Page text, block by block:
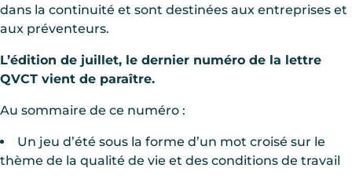
dans la continuité et sont destinées aux entreprises et
aux préventeurs.
L’édition de juillet, le dernier numéro de la lettre
QVCT vient de paraître.
Au sommaire de ce numéro :
Un jeu d’été sous la forme d’un mot croisé sur le
thème de la qualité de vie et des conditions de travail